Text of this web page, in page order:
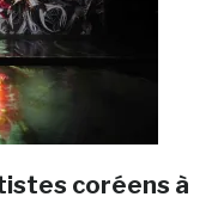
coréens à